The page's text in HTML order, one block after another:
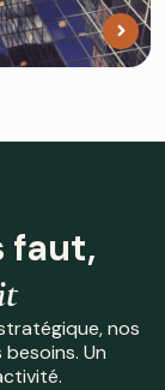
faut,
nos
Un